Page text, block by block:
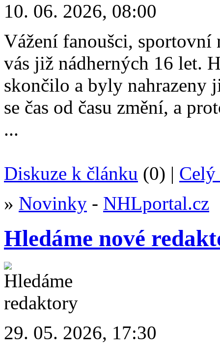
10. 06. 2026, 08:00
Vážení fanoušci,
vás již nádherných 16 let.
skončilo a byly nahrazeny
se čas od času změní, a
...
Diskuze k článku (0) | Celý
» Novinky - NHLportal.cz
Hledáme nové
29. 05. 2026, 17:30